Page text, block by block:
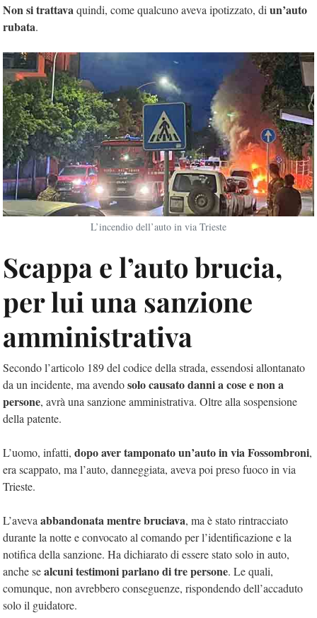
Non si trattavaquindi, come qualcuno aveva ipotizzato, di un’auto
rubata.
L’incendio dell’auto in via Trieste
Scappa e l’auto brucia,
per lui una sanzione
amministrativa
Secondo l’articolo 189 del codice della strada, essendosi allontanato
da un incidente, ma avendosolo causato danni a cose e non a
persone, avrà una sanzione amministrativa. Oltre alla sospensione
della patente.
L’uomo, infatti, dopo aver tamponato un’auto in via Fossombroni,
era scappato, ma l’auto, danneggiata, aveva poi preso fuoco in via
Trieste.
L’aveva abbandonata mentre bruciava, ma è stato rintracciato
durante la notte e convocato al comando per l’identificazione e la
notifica della sanzione. Ha dichiarato di essere stato solo in auto,
anche sealcuni testimoni parlano di tre persone. Le quali,
comunque, non avrebbero conseguenze, rispondendo dell’accaduto
solo il guidatore.